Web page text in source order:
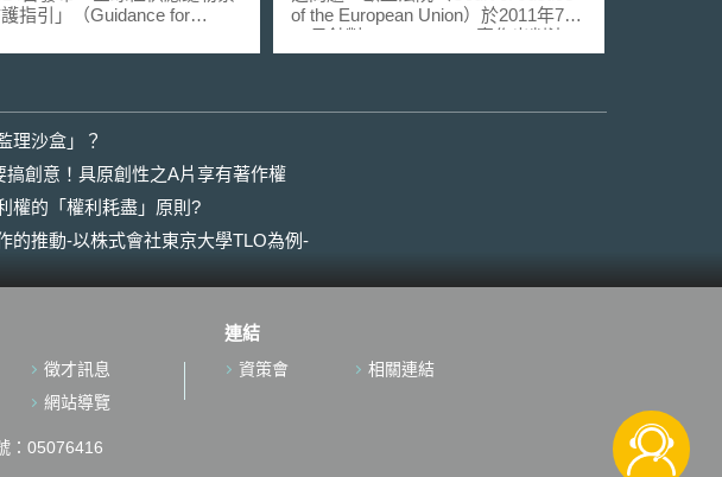
指引」（Guidance for
Against Ransomware），
在協助各國企業降低勒索軟
發生率與衝擊。該指引獲得
個成員國與國際組織的支持，
社群在供應鏈資安治理上的
部（UK Home
指出，勒索軟體已成全球關
IBM發布之2025年資料外洩
估計，單一勒索攻擊的全球平
達444萬美元。隨著攻擊手
勒索攻擊已由單點入侵擴大
應鏈滲透，攻擊者常以第三
可能向上或向下影響整體產
of the European Union）於2011年7月
12日針對L’oreal v. eBay案作出判決，
認為如eBay之網路交易平台業者應為
盟市場流通之商品給位在歐盟會員國
之人，以及購買網路關鍵字廣告協助
之商品，但eBay認為其適用歐盟電子
免責條款。 歐盟法院之判決認
為，網路交易平台業者若有扮演主動
理沙盒」？
搞創意！具原創性之A片享有著作權
權的「權利耗盡」原則?
的推動-以株式會社東京大學TLO為例-
徵才訊息
網站導覽
連結
資策會 相關連結
：05076416